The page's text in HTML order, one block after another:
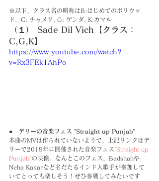
※以下、クラス名の略称はB:はじめてのボリウッ
ド、C: チャメリ, G: ゲンダ, K:カマル
（１） Sade Dil Vich【クラス：
C,G,K】
https://www.youtube.com/watch?
v=Rx3FEk1AhPo
●　デリーの音楽フェス "Straight up Punjab"
本曲のMVは作られていないようで、上記リンクはデ
リーで2019年に開催された音楽フェス "Straight up
Punjab"の映像。なんとこのフェス、Badshahや
Neha Kakarなど名だたるインド人歌手が参加して
いてとっても楽しそう！ぜひ参戦してみたいです